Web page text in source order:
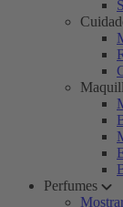
Perfumes